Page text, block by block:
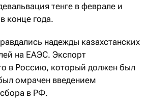
тенге в феврале и
конце года.
надежды казахстанских
на ЕАЭС. Экспорт
в Россию, который должен был
омрачен введением
в РФ.